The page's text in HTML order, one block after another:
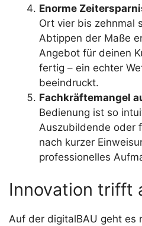
Enorme
Ort vier bis zehnmal
Abtippen der Maße
Angebot für deinen
fertig – ein echter
beeindruckt.
Fachkräftemangel
Bedienung ist so
Auszubildende oder
nach kurzer
professionelles
Innovation trifft
Auf der digitalBAU geht es